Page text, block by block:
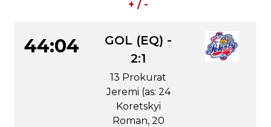
+ / -
44:04
GOL (EQ) -
2:1
13 Prokurat
Jeremi (as: 24
Koretskyi
Roman, 20